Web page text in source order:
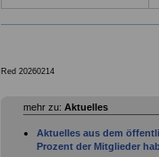
Red 20260214
mehr zu: Aktuelles
Aktuelles aus dem
Prozent der Mitglieder